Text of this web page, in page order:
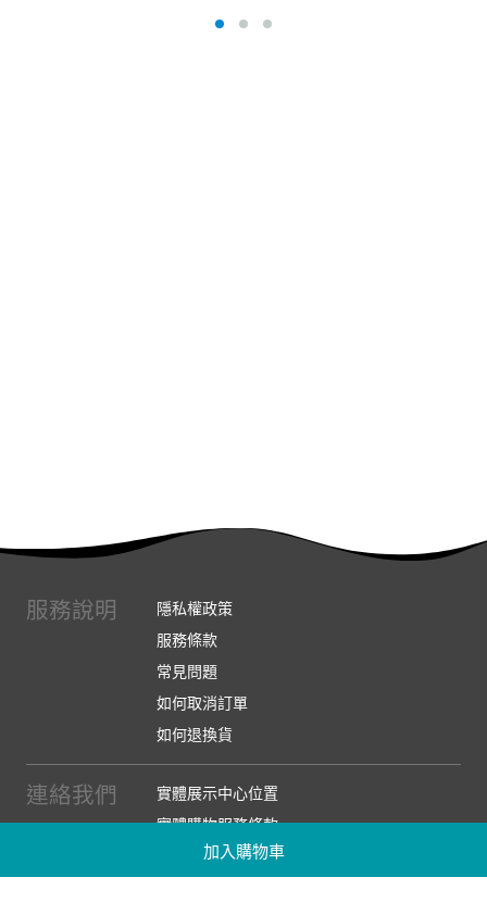
加入購物車
服務說明
隱私權政策
服務條款
常見問題
如何取消訂單
如何退換貨
連絡我們
實體展示中心位置
實體購物服務條款
廠商提案